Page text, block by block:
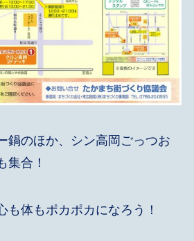
鍋のほか、シン高岡ごっつお
集合！
も体もポカポカになろう！